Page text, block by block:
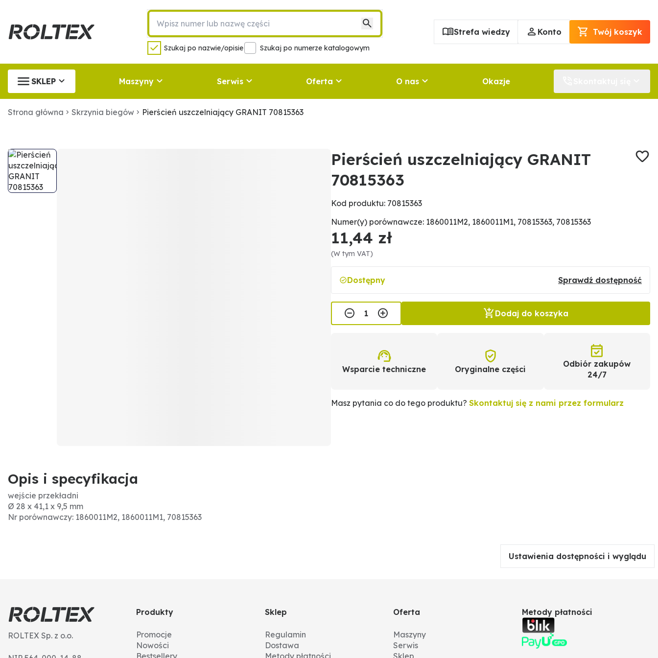
Szukaj po nazwie/opisie Szukaj po numerze katalogowym
Strefa wiedzy Konto Twój koszyk
SKLEP Maszyny Serwis Oferta O nas Okazje
Strona główna Skrzynia biegów Pierścień uszczelniający GRANIT 70815363
Pierścień uszczelniający GRANIT
70815363
Kod produktu: 70815363
Numer(y) porównawcze: 1860011M2, 1860011M1, 70815363, 70815363
11,44 zł
(W tym VAT)
Dostępny Sprawdź dostępność
Dodaj do koszyka
Wsparcie techniczne Oryginalne części
Odbiór zakupów
24/7
Masz pytania co do tego produktu? Skontaktuj się z nami przez formularz
Opis i specyfikacja
wejście przekładni
Ø 28 x 41,1 x 9,5 mm
Nr porównawczy: 1860011M2, 1860011M1, 70815363
Ustawienia dostępności i wyglądu
ROLTEX Sp. z o.o.
Produkty
Promocje
Nowości
Bestsellery
Sklep
Regulamin
Dostawa
Metody płatności
Oferta
Maszyny
Serwis
Sklep
Metody płatności